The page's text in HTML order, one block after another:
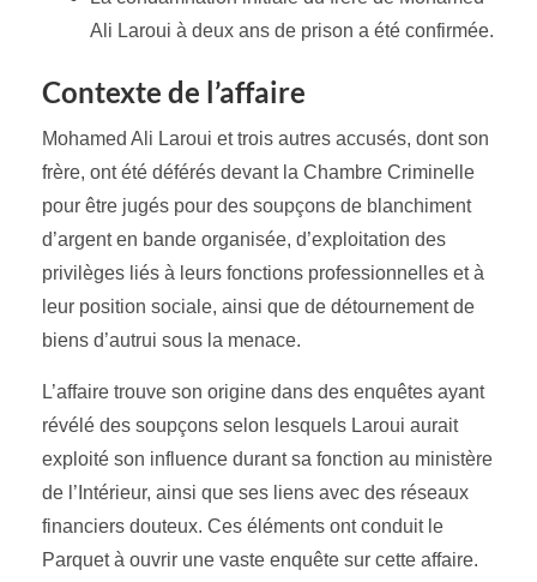
Ali Laroui à deux ans de prison a été confirmée.
Contexte de l’affaire
Mohamed Ali Laroui et trois autres accusés, dont son
frère, ont été déférés devant la Chambre Criminelle
pour être jugés pour des soupçons de blanchiment
d’argent en bande organisée, d’exploitation des
privilèges liés à leurs fonctions professionnelles et à
leur position sociale, ainsi que de détournement de
biens d’autrui sous la menace.
L’affaire trouve son origine dans des enquêtes ayant
révélé des soupçons selon lesquels Laroui aurait
exploité son influence durant sa fonction au ministère
de l’Intérieur, ainsi que ses liens avec des réseaux
financiers douteux. Ces éléments ont conduit le
Parquet à ouvrir une vaste enquête sur cette affaire.